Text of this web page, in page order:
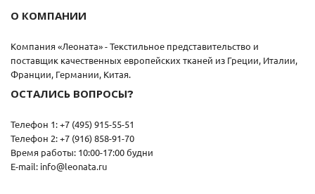
О КОМПАНИИ
Компания «Леоната» - Текстильное представительство и
поставщик качественных европейских тканей из Греции, Италии,
Франции, Германии, Китая.
ОСТАЛИСЬ ВОПРОСЫ?
Телефон 1: +7 (495) 915-55-51
Телефон 2: +7 (916) 858-91-70
Время работы: 10:00-17:00 будни
E-mail: info@leonata.ru